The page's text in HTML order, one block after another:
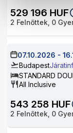
529 196 HUF
2 Felnőttek, 0
07.10.2026 -
Budapest
STANDARD
All Inclusive
543 258 HUF
2 Felnőttek, 0